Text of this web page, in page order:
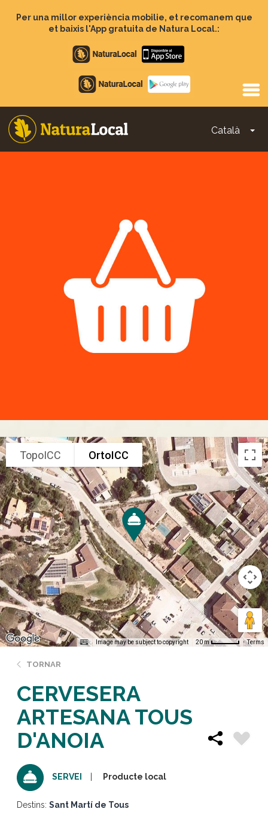
Per una millor experiència mobilie, et recomanem que
et baixis l'App gratuita de Natura Local.:
Apple
store
Google
Play
Català
Main
TopoICC OrtoICC
Image may be subject to copyright 20 m Terms
TORNAR
CERVESERA
ARTESANA TOUS
D'ANOIA
SERVEI Producte local
Destins: Sant Martí de Tous